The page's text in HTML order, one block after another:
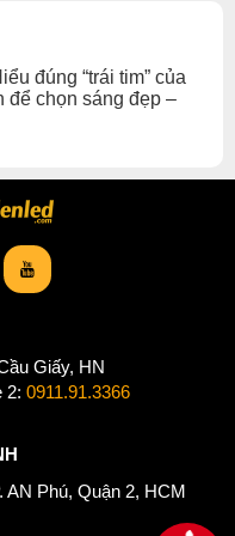
là một bộ nguồn LED
chăng. Nó là lựa chọn tốt
kiệm năng lượng và an
âm trần
đúng “trái tim” của
để chọn sáng đẹp –
Giấy, HN
2: 0911.91.3366
AN Phú, Quận 2, HCM